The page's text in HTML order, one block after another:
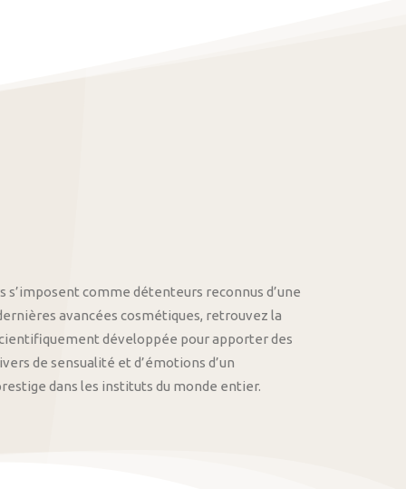
s’imposent comme détenteurs reconnus d’une
avancées cosmétiques, retrouvez la
développée pour apporter des
de sensualité et d’émotions d’un
dans les instituts du monde entier.